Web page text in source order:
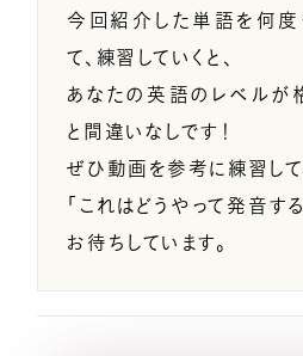
今回紹介した単語を何度
て、練習していくと、
あなたの英語のレベルが
と間違いなしです！
ぜひ動画を参考に練習して
「これはどうやって発音す
お待ちしています。